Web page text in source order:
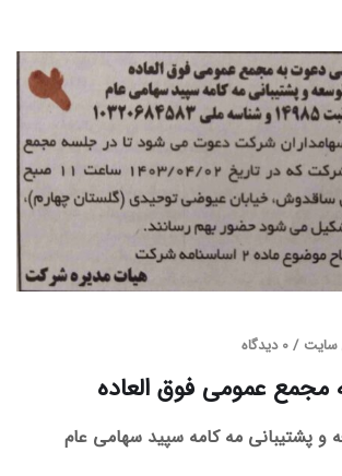
سایت /0 دیدگاه
عمومی فوق العاده
و پشتیبانی مه کامه سپید سهامی عام